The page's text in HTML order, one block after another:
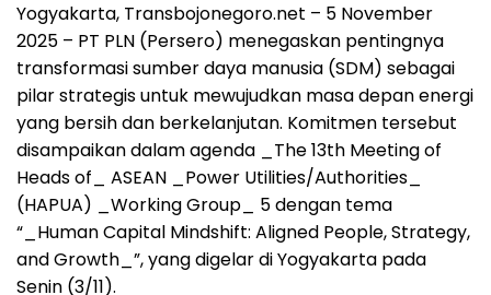
Yogyakarta, Transbojonegoro.net – 5 November
2025 – PT PLN (Persero) menegaskan pentingnya
transformasi sumber daya manusia (SDM) sebagai
pilar strategis untuk mewujudkan masa depan energi
yang bersih dan berkelanjutan. Komitmen tersebut
disampaikan dalam agenda _The 13th Meeting of
Heads of_ ASEAN _Power Utilities/Authorities_
(HAPUA) _Working Group_ 5 dengan tema
“_Human Capital Mindshift: Aligned People, Strategy,
and Growth_”, yang digelar di Yogyakarta pada
Senin (3/11).